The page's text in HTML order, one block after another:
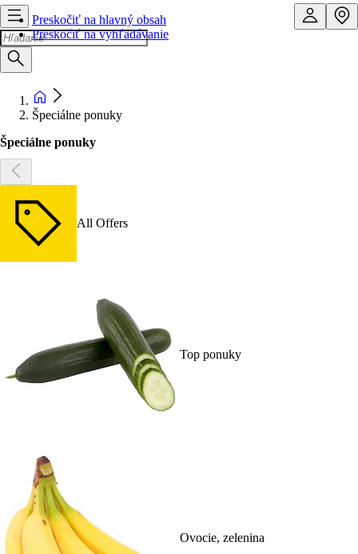
Preskočiť na hlavný obsah
Preskočiť na vyhľadávanie
Špeciálne ponuky
Špeciálne ponuky
All Offers
Top ponuky
Ovocie, zelenina